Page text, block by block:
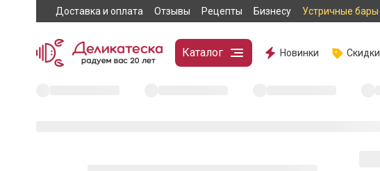
Доставка и оплата Отзывы Рецепты Бизнесу Устричные бары
Каталог Новинки Скидки